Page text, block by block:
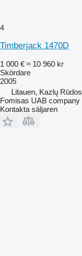
4
Timberjack 1470D
1 000 € ≈ 10 960 kr
Skördare
2005
Litauen, Kazlų Rūdos
Fomisas UAB company
Kontakta säljaren